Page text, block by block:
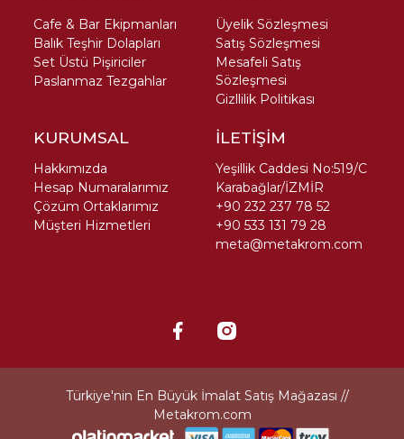
Cafe & Bar Ekipmanları
Balık Teşhir Dolapları
Set Üstü Pişiriciler
Paslanmaz Tezgahlar
Üyelik Sözleşmesi
Satış Sözleşmesi
Mesafeli Satış
Sözleşmesi
Gizllilik Politikası
KURUMSAL
Hakkımızda
Hesap Numaralarımız
Çözüm Ortaklarımız
Müşteri Hizmetleri
İLETİŞİM
Yeşillik Caddesi No:519/C
Karabağlar/İZMİR
+90 232 237 78 52
+90 533 131 79 28
meta@metakrom.com
Türkiye'nin En Büyük İmalat Satış Mağazası //
Metakrom.com